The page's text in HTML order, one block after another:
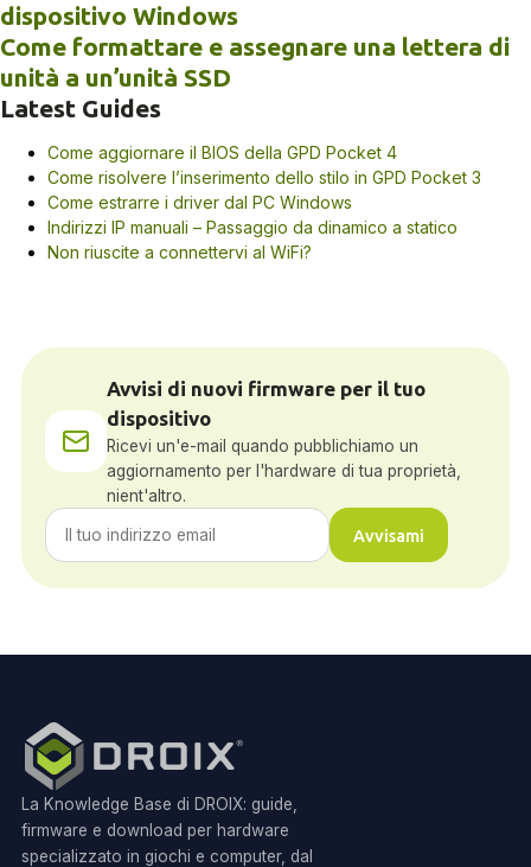
dispositivo Windows
Come formattare e assegnare una lettera di
unità a un’unità SSD
Latest Guides
Come aggiornare il BIOS della GPD Pocket 4
Come risolvere l’inserimento dello stilo in GPD Pocket 3
Come estrarre i driver dal PC Windows
Indirizzi IP manuali – Passaggio da dinamico a statico
Non riuscite a connettervi al WiFi?
Avvisi di nuovi firmware per il tuo
dispositivo
Ricevi un'e-mail quando pubblichiamo un
aggiornamento per l'hardware di tua proprietà,
nient'altro.
Avvisami
La Knowledge Base di DROIX: guide,
firmware e download per hardware
specializzato in giochi e computer, dal